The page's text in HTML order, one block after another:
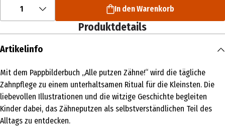
1 In den Warenkorb
Produktdetails
Artikelinfo
Mit dem Pappbilderbuch „Alle putzen Zähne!“ wird die tägliche
Zahnpflege zu einem unterhaltsamen Ritual für die Kleinsten. Die
liebevollen Illustrationen und die witzige Geschichte begleiten
Kinder dabei, das Zähneputzen als selbstverständlichen Teil des
Alltags zu entdecken.